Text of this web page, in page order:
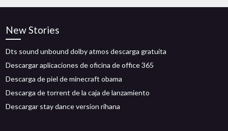
New Stories
Dts sound unbound dolby atmos descarga gratuita
Descargar aplicaciones de oficina de office 365
Descarga de piel de minecraft obama
Descarga de torrent de la caja de lanzamiento
Descargar stay dance version rihana